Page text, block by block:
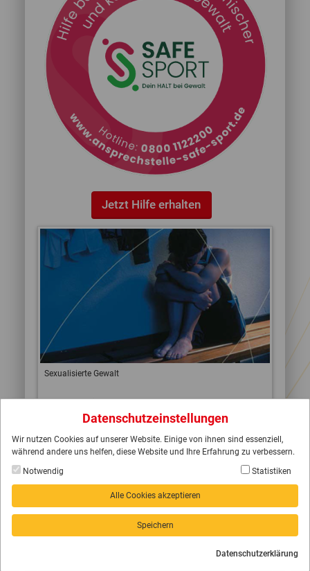
Datenschutzeinstellungen
Wir nutzen Cookies auf unserer Website. Einige von ihnen sind essenziell,
während andere uns helfen, diese Website und Ihre Erfahrung zu verbessern.
Notwendig
Statistiken
Alle Cookies akzeptieren
Speichern
Datenschutzerklärung
Jetzt Hilfe erhalten
Sexualisierte Gewalt